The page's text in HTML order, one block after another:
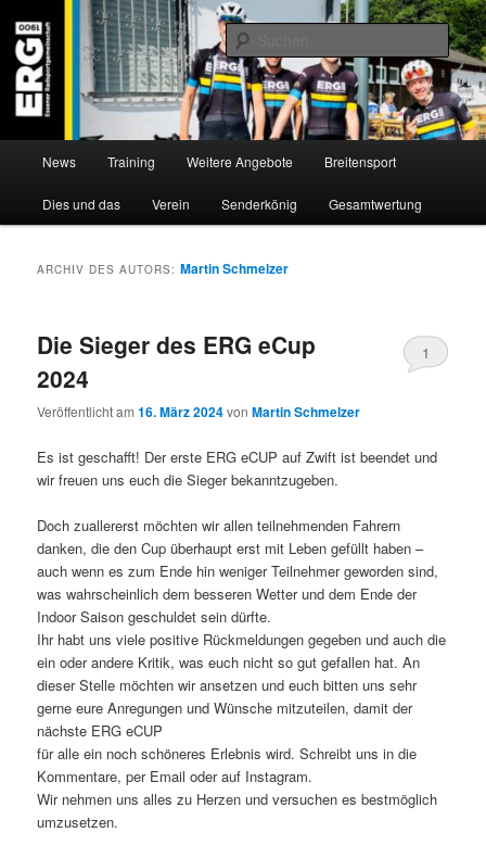
Inhalt
wechseln
sekundären
Inhalt
wechselnERG 1900 e.V
Willkommen bei der Essener Radsportgemeinschaft
News Training Weitere Angebote Breitensport
Dies und das Verein Senderkönig Gesamtwertung
ARCHIV DES AUTORS: Martin Schmelzer
Die Sieger des ERG eCup
2024
Veröffentlicht am16. März 2024vonMartin Schmelzer
1
Es ist geschafft! Der erste ERG eCUP auf Zwift ist beendet und
wir freuen uns euch die Sieger bekanntzugeben.
Doch zuallererst möchten wir allen teilnehmenden Fahrern
danken, die den Cup überhaupt erst mit Leben gefüllt haben –
auch wenn es zum Ende hin weniger Teilnehmer geworden sind,
was wahrscheinlich dem besseren Wetter und dem Ende der
Indoor Saison geschuldet sein dürfte.
Ihr habt uns viele positive Rückmeldungen gegeben und auch die
ein oder andere Kritik, was euch nicht so gut gefallen hat. An
dieser Stelle möchten wir ansetzen und euch bitten uns sehr
gerne eure Anregungen und Wünsche mitzuteilen, damit der
nächste ERG eCUP
für alle ein noch schöneres Erlebnis wird. Schreibt uns in die
Kommentare, per Email oder auf Instagram.
Wir nehmen uns alles zu Herzen und versuchen es bestmöglich
umzusetzen.